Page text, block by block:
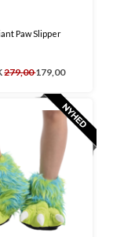
Paw Slipper
279,00179,00